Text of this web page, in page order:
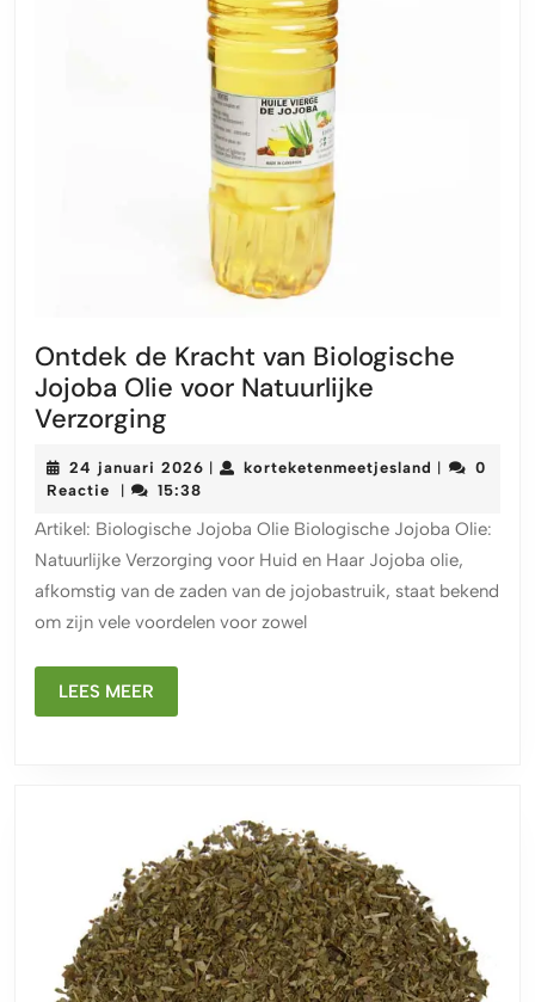
Ontdek de Kracht van Biologische
Jojoba Olie voor Natuurlijke
Verzorging
Kracht
Biologische
Jojoba
Olie
voor
Natuurlijke
24 januari 2026 24
| korteketenmeetjesland |
0
Reactie
| 15:38
Artikel: Biologische Jojoba Olie Biologische Jojoba Olie:
Natuurlijke Verzorging voor Huid en Haar Jojoba olie,
afkomstig van de zaden van de jojobastruik, staat bekend
om zijn vele voordelen voor zowel
LEES MEER
MEER